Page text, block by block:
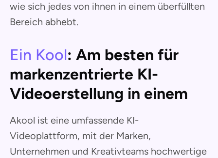
wie sich jedes von ihnen in einem überfüllten
Bereich abhebt.
Ein Kool: Am besten für
markenzentrierte KI-
Videoerstellung in einem
Akool ist eine umfassende KI-
Videoplattform, mit der Marken,
Unternehmen und Kreativteams hochwertige